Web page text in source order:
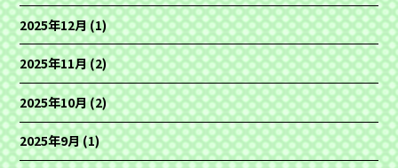
2025年12月(1)
2025年11月(2)
2025年10月(2)
2025年9月(1)